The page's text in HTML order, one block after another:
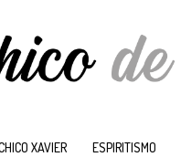
XAVIER ESPIRITISMO